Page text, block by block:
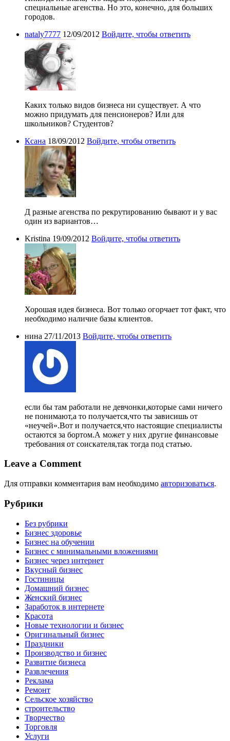
специальные агенства. Но это, конечно, для больших
городов.
nataly7777 12/09/2012 Войдите, чтобы ответить
Каких только видов бизнеса ни существует. А что
можно придумать для пенсионеров? Или для
школьников? Студентов?
Ксана 18/09/2012 Войдите, чтобы ответить
Д разные агенства по рекрутированию бывают и у вас
один из вариантов…
Kristina 19/09/2012 Войдите, чтобы ответить
Хорошая идея бизнеса. Вот только огорчает тот факт, что
необходимо наличие базы клиентов.
нина 27/11/2013 Войдите, чтобы ответить
если бы там работали не девчонки,которые сами ничего
не понимают,а то получается,что ты зависишь от
«неучей».Вот и получается,что настоящие специалисты
остаются за бортом.А может у них другие финансовые
требования от соискателя,так тогда под статью.
Leave a Comment
Для отправки комментария вам необходимо авторизоваться.
Рубрики
Без рубрики
Бизнес здоровье
Бизнес на обучении
Бизнес с минимальными вложениями
Бизнес через интернет
Вкусный бизнес
Гостиницы
Домашний бизнес
Женский бизнес
Заработок в интернете
Красота
Новые технологии и бизнес
Оригинальный бизнес
Праздники
Производство и бизнес
Развитие бизнеса
Развлечения
Реклама
Ремонт
Сельское хозяйство
строительство
Творчество
Торговля
Услуги